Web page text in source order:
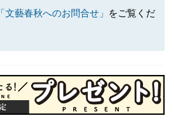
「文藝春秋へのお問合せ」
をご覧くだ